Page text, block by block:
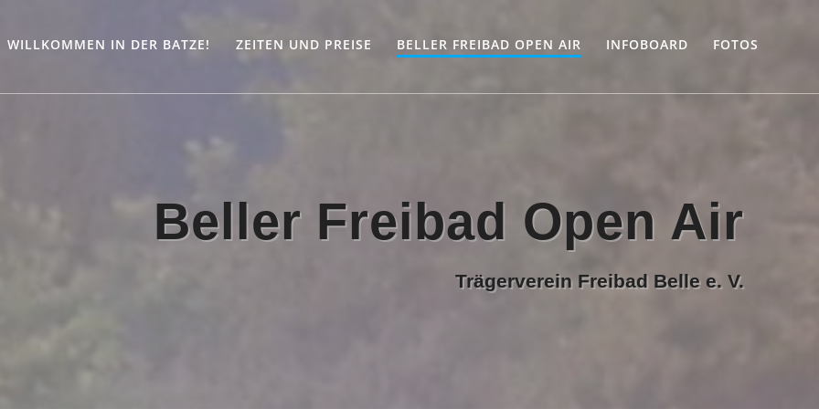
WILLKOMMEN IN DER BATZE! ZEITEN UND PREISE BELLER FREIBAD OPEN AIR INFOBOARD FOTOS
Beller Freibad Open Air
Trägerverein Freibad Belle e. V.